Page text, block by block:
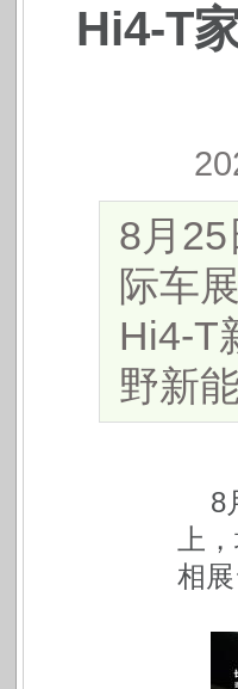
Hi4-T
8月25
际车
Hi4-T
野新
8
上
相